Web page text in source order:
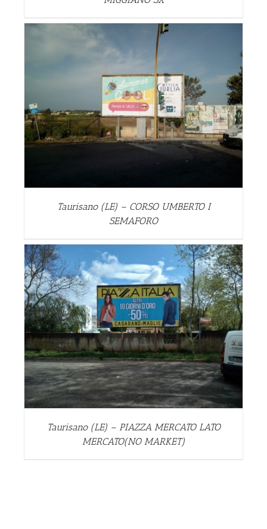
Taurisano (LE) – CORSO UMBERTO I
SEMAFORO
Taurisano (LE) – PIAZZA MERCATO LATO
MERCATO(NO MARKET)